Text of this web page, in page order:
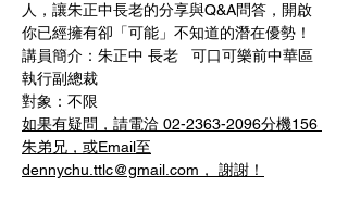
人，讓朱正中長老的分享與Q&A問答，開啟
你已經擁有卻「可能」不知道的潛在優勢！
講員簡介：朱正中 長老   可口可樂前中華區
執行副總裁
對象：不限
如果有疑問，請電洽 02-2363-2096分機156
朱弟兄，或Email至
dennychu.ttlc@gmail.com， 謝謝！